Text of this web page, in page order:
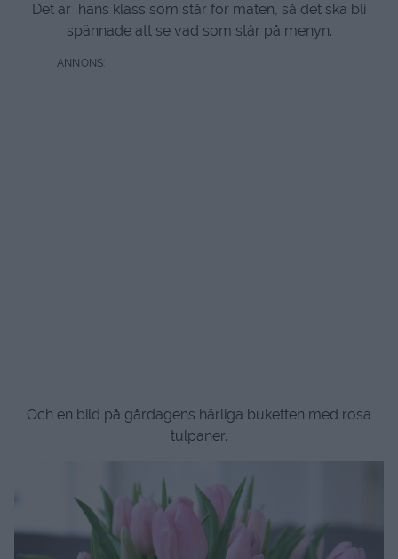
Det är hans klass som står för maten, så det ska bli
spännade att se vad som står på menyn.
Och en bild på gårdagens härliga buketten med rosa
tulpaner.